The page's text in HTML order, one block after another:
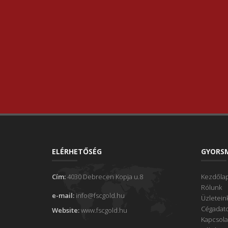
ELÉRHETŐSÉG
Cím:4030 Debrecen Kopja u.8
e-mail: info@fscgold.hu
Website:www.fscgold.hu
Rólunk